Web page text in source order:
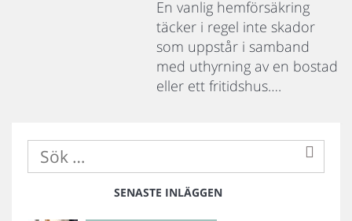
En vanlig hemförsäkring
täcker i regel inte skador
som uppstår i samband
med uthyrning av en bostad
eller ett fritidshus….
SENASTE INLÄGGEN